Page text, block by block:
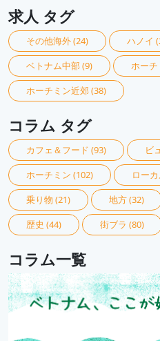
求人 タグ
その他海外(24) ハノイ
ベトナム中部(9) ホー
ホーチミン近郊(38)
コラム タグ
カフェ＆フード (93) ビ
ホーチミン (102) ロー
乗り物 (21) 地方(32)
歴史 (44) 街ブラ (80)
コラム一覧